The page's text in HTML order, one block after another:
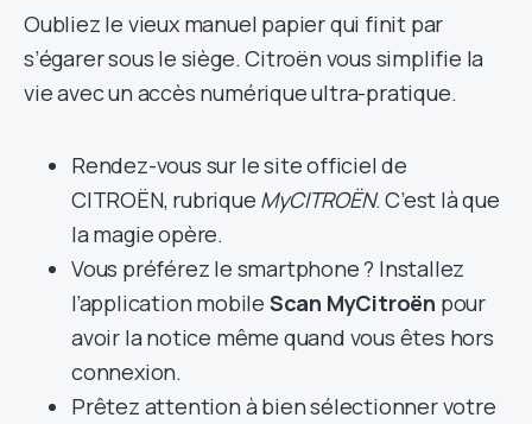
Oubliez le vieux manuel papier qui finit par
s’égarer sous le siège. Citroën vous simplifie la
vie avec un accès numérique ultra-pratique.
Rendez-vous sur le site officiel de
CITROËN, rubrique MyCITROËN. C’est là que
la magie opère.
Vous préférez le smartphone ? Installez
l’application mobile Scan MyCitroën pour
avoir la notice même quand vous êtes hors
connexion.
Prêtez attention à bien sélectionner votre